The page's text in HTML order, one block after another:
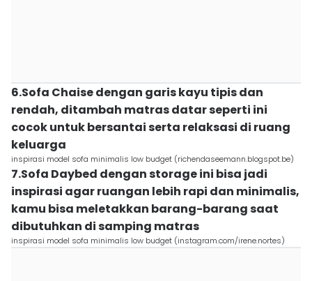
6.Sofa Chaise dengan garis kayu tipis dan
rendah, ditambah matras datar seperti ini
cocok untuk bersantai serta relaksasi di ruang
keluarga
inspirasi model sofa minimalis low budget (richendaseemann.blogspot.be)
7.Sofa Daybed dengan storage ini bisa jadi
inspirasi agar ruangan lebih rapi dan minimalis,
kamu bisa meletakkan barang-barang saat
dibutuhkan di samping matras
inspirasi model sofa minimalis low budget (instagram.com/irene.nortes)